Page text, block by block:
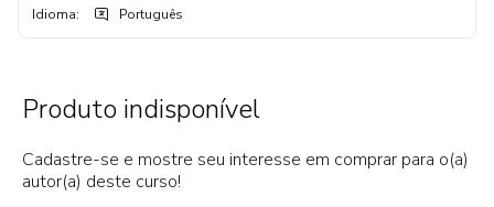
Idioma: Português
Produto indisponível
Cadastre-se e mostre seu interesse em comprar para o(a)
autor(a) deste curso!